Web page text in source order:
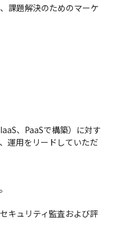
課題解決のためのマーケ
、PaaSで構築）に対す
運用をリードしていただ
キュリティ監査および評